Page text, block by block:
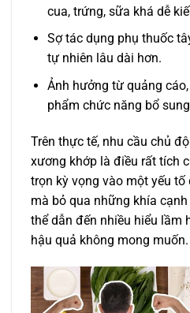
cua, trứng, sữa khá dễ
Sợ tác dụng phụ thuốc
tự nhiên lâu dài hơn.
Ảnh hưởng từ quảng
phẩm chức năng bổ
Trên thực tế, nhu cầu chủ
xương khớp là điều rất tích
trọn kỳ vọng vào một yếu tố
mà bỏ qua những khía
thể dẫn đến nhiều hiểu lầm
hậu quả không mong muốn.